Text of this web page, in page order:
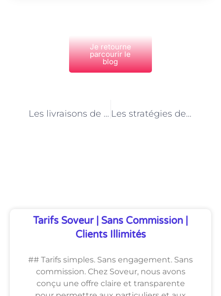
Je retourne
parcourir le
blog
Les livraisons de produits bio et locaux à Paris : une demande croissante pour les livreurs Les stratégies de fidélisation de la clientèle pour les livreurs de cours à domicile à Paris
Tarifs Soveur | Sans Commission |
Clients Illimités
## Tarifs simples. Sans engagement. Sans
commission. Chez Soveur, nous avons
conçu une offre claire et transparente